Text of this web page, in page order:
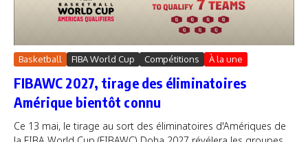
Basketball FIBA World Cup Compétitions À la une
FIBAWC 2027, tirage des éliminatoires
Amérique bientôt connu
Ce 13 mai, le tirage au sort des éliminatoires d'Amériques de